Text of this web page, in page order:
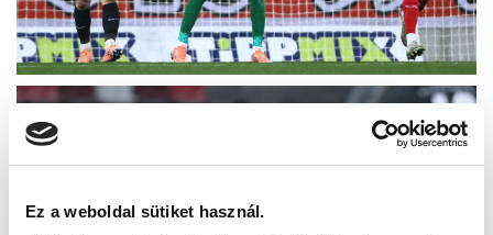
Ez a weboldal sütiket használ.